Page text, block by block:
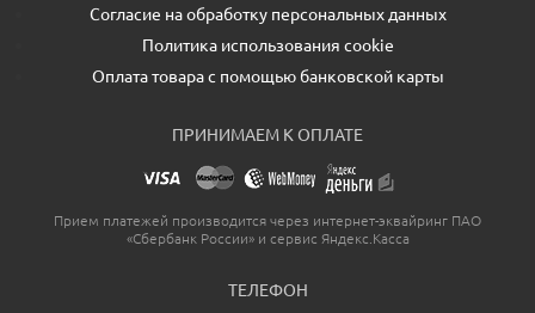
Согласие на обработку персональных данных
Политика использования cookie
Оплата товара с помощью банковской карты
ПРИНИМАЕМ К ОПЛАТЕ
Прием платежей производится через интернет-эквайринг ПАО
«Сбербанк России» и сервис Яндекс.Касса
ТЕЛЕФОН